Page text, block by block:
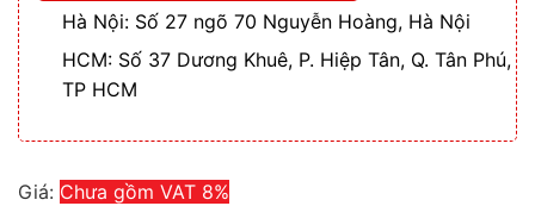
Hà Nội: Số 27 ngõ 70 Nguyễn Hoàng, Hà Nội
HCM: Số 37 Dương Khuê, P. Hiệp Tân, Q. Tân Phú,
TP HCM
Giá: Chưa gồm VAT 8%